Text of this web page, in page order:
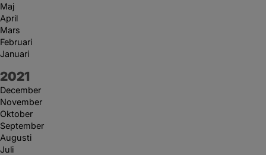
Maj
April
Mars
Februari
Januari
År:
2021
December
November
Oktober
September
Augusti
Juli